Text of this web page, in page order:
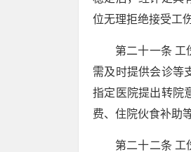
位无理拒绝接受工
第二十一条 工
需及时提供会诊等
指定医院提出转院
费、住院伙食补助
第二十二条 工